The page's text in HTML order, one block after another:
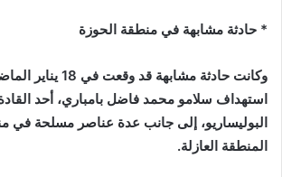
ن
ا
* حادثة مشابهة في منطقة الحوزة
وكانت حادثة مشابهة قد
استهداف سلامو محمد فاضل بامباري، أحد
البوليساريو، إلى جانب عدة عناصر مسلحة في
المنطقة العازلة.